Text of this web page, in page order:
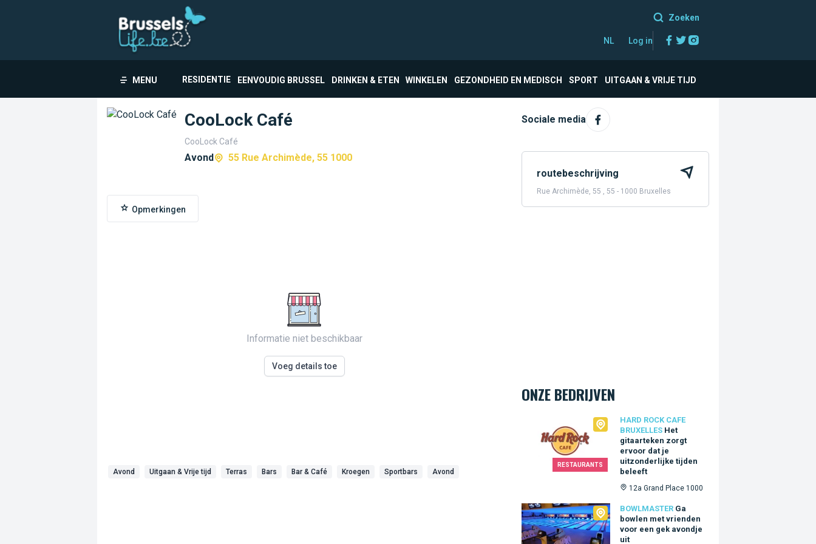
Zoeken
NL Log in Facebook
Twitter
MENU RESIDENTIE EENVOUDIG BRUSSEL DRINKEN & ETEN WINKELEN GEZONDHEID EN MEDISCH SPORT UITGAAN & VRIJE TIJD
CooLock Café
CooLock Café
Avond 55 Rue Archimède, 55 1000
Opmerkingen
Informatie niet beschikbaar
Voeg details toe
Avond Uitgaan & Vrije tijd Terras Bars Bar & Café Kroegen Sportbars Avond
Sociale media
routebeschrijving
Rue Archimède, 55 , 55 - 1000 Bruxelles
ONZE BEDRIJVEN
RESTAURANTS
HARD ROCK CAFE
BRUXELLES Het
gitaarteken zorgt
ervoor dat je
uitzonderlijke tijden
beleeft
12a Grand Place 1000
Hard Rock Cafe Bruxelles
BOWLMASTER Ga
bowlen met vrienden
voor een gek avondje
uit
Bowlmaster